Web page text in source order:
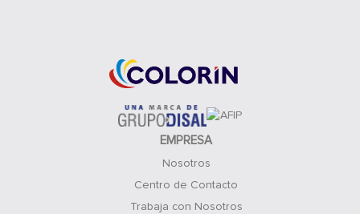
EMPRESA
Nosotros
Centro de Contacto
Trabaja con Nosotros